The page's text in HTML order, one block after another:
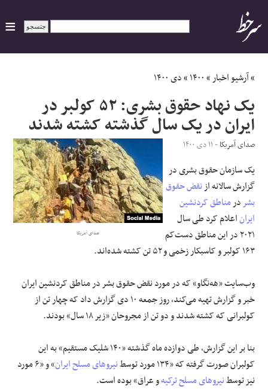
ایران
سیاسی
اقتصاد
ورزشی
جهان
اجتماعی
علوم و فن آوری
فرهنگی و هنری
مقالات
»آرشیو اخبار»۱۴۰۰»دی ۱۴۰۰
یک نهاد حقوق بشری: ۵۲ کولبر در
ایران در یک سال گذشته کشته شدند
صدای آمریکا
صدای آمریکا - ۱۱ دی ۱۴۰۰
یک سازمان حقوق بشری در
گزارش سالانه ازنقض حقوق
بشردرمناطق کردنشین
ایراناعلام کرد طی سال
۲۰۲۱ در این مناطق دست‌کم
۱۶۳ کولبر و کاسبکار زخمی و ۵۲ تن کشته شده‌اند.
وب‌سایت «هه‌نگاو» که در مورد نقض حقوق بشر در مناطق کردنشین ایران
خبر و گزارش تهیه می‌کند، روز جمعه ۱۰ دی گزارش داد که چهار تن از
کولبرانی که کشته شدند و دو تن از مجروحان «زیر ۱۸ سال» بودند.
بنا بر این گزارش، طی دوازده ماه گذشته «۱۴۰ شلیک مستقیم» به این
کولبران صورت گرفته که «۱۳۴ مورد توسط
نیروهای مسلح ایران
» و «۶ مورد
نیز توسطنیروهای مسلح ترکیهو عراق» بوده است.